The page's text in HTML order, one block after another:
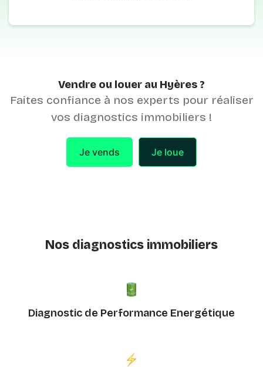
Vendre ou louer au Hyères ?
Faites confiance à nos experts pour réaliser
vos diagnostics immobiliers !
Je vends Je loue
Nos diagnostics immobiliers
Diagnostic de Performance Energétique